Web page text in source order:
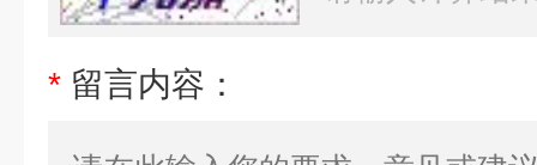
* 留言内容：